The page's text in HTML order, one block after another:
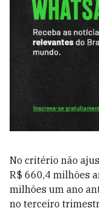
No critério não
R$ 660,4 milhões
milhões um ano
no terceiro